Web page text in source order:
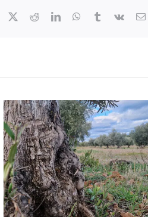
Facebook RedditLinkedInWhatsApp
TumblrVk